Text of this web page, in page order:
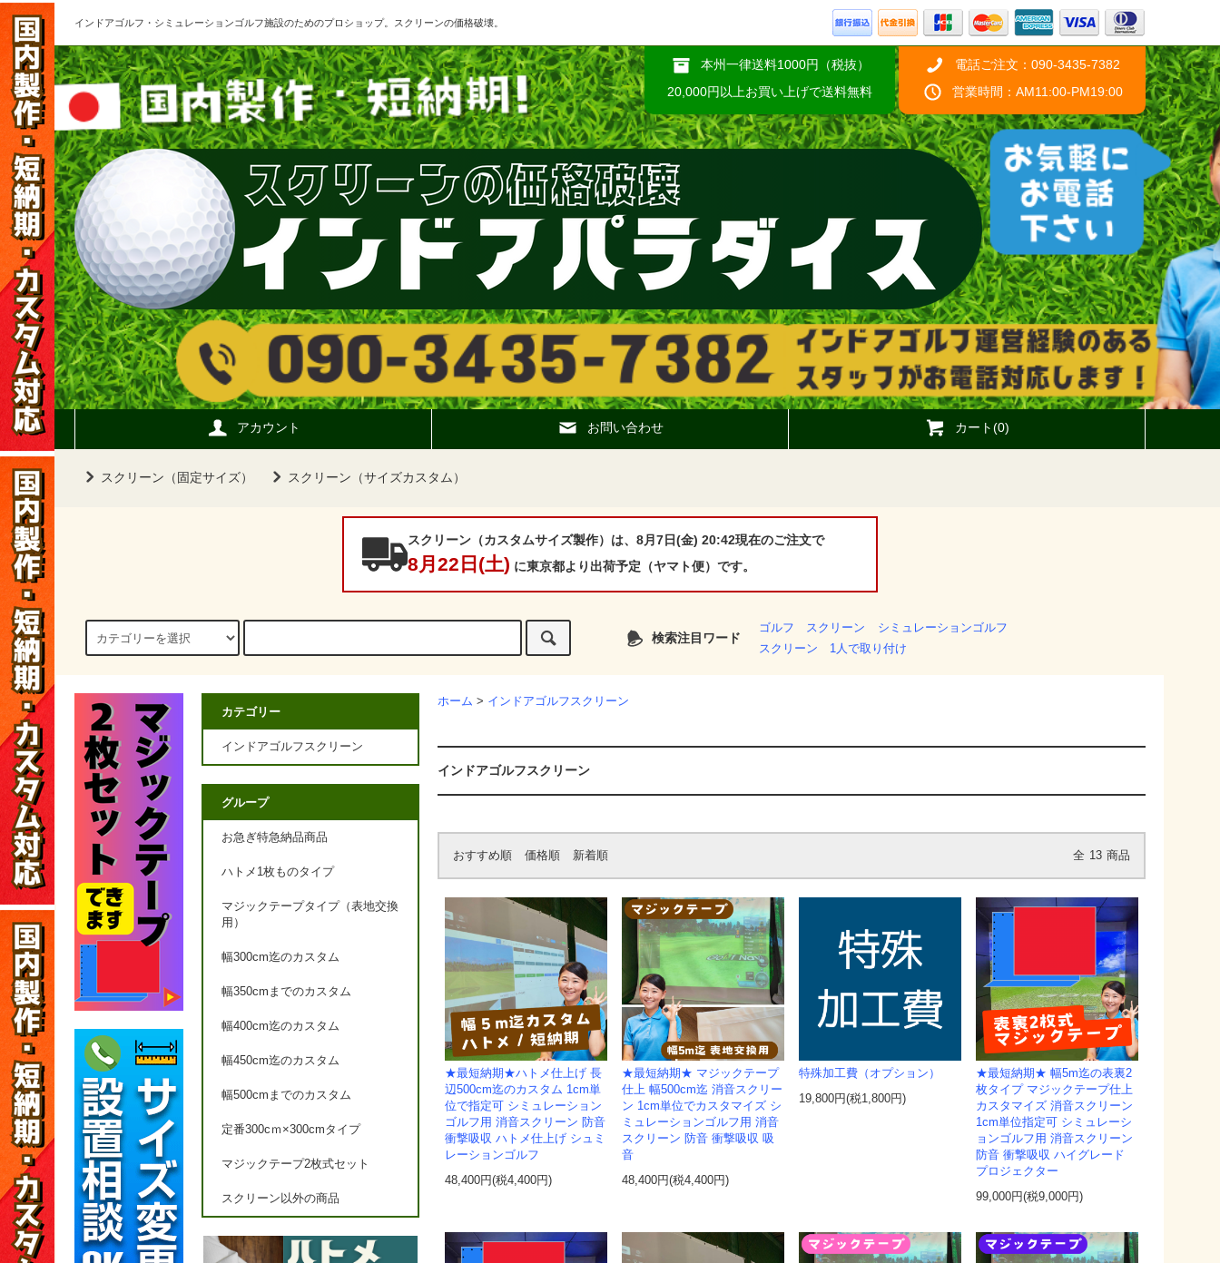
インドアゴルフ・シミュレーションゴルフ施設のためのプロショップ。スクリーンの価格破壊。
本州一律送料1000円（税抜）
20,000円以上お買い上げで送料無料
電話ご注文：090-3435-7382
営業時間：AM11:00-PM19:00
アカウント お問い合わせ カート(0)
スクリーン（固定サイズ） スクリーン（サイズカスタム）
スクリーン（カスタムサイズ製作）は、8月7日(金) 20:42現在のご注文で
8月22日(土) に東京都より出荷予定（ヤマト便）です。
検索注目ワード
ゴルフ スクリーン
シミュレーションゴルフ
スクリーン 1人で取り付け
ホーム > インドアゴルフスクリーン
インドアゴルフスクリーン
おすすめ順 価格順 新着順 全 13 商品
★最短納期★ハトメ仕上げ 長
辺500cm迄のカスタム 1cm単
位で指定可 シミュレーション
ゴルフ用 消音スクリーン 防音
衝撃吸収 ハトメ仕上げ シュミ
レーションゴルフ
48,400円(税4,400円)
★最短納期★ マジックテープ
仕上 幅500cm迄 消音スクリー
ン 1cm単位でカスタマイズ シ
ミュレーションゴルフ用 消音
スクリーン 防音 衝撃吸収 吸
音
48,400円(税4,400円)
特殊加工費（オプション）
19,800円(税1,800円)
★最短納期★ 幅5m迄の表裏2
枚タイプ マジックテープ仕上
カスタマイズ 消音スクリーン
1cm単位指定可 シミュレーシ
ョンゴルフ用 消音スクリーン
防音 衝撃吸収 ハイグレード
プロジェクター
99,000円(税9,000円)
カテゴリー
インドアゴルフスクリーン
グループ
お急ぎ特急納品商品
ハトメ1枚ものタイプ
マジックテープタイプ（表地交換
用）
幅300cm迄のカスタム
幅350cmまでのカスタム
幅400cm迄のカスタム
幅450cm迄のカスタム
幅500cmまでのカスタム
定番300cｍ×300cmタイプ
マジックテープ2枚式セット
スクリーン以外の商品